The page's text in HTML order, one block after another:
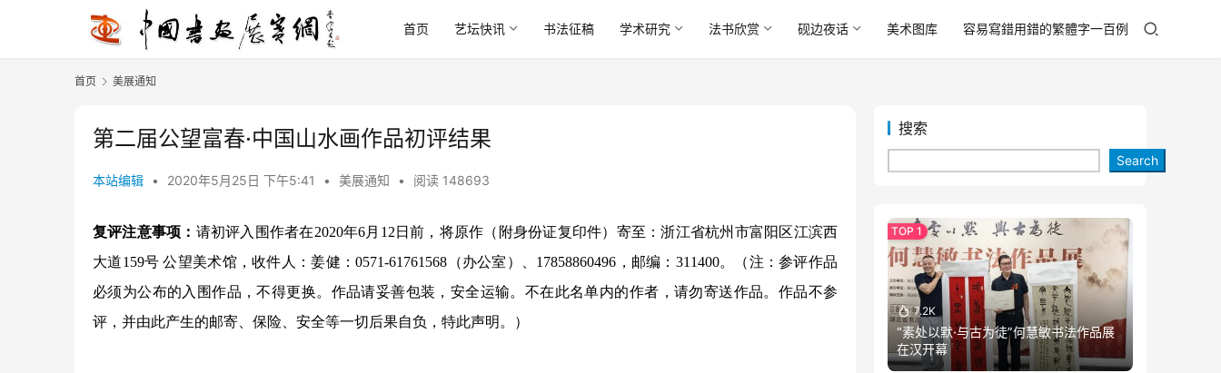
首页 艺坛快讯 书法征稿 学术研究 法书欣赏 砚边夜话 美术图库 容易寫錯用錯的繁體字一百例
首页 美展通知
第二届公望富春·中国山水画作品初评结果
本站编辑 • 2020年5月25日 下午5:41 • 美展通知 • 阅读 148693
复评注意事项： 请初评入围作者在2020年6月12日前，将原作（附身份证复印件）寄至：浙江省杭州市富阳区江滨西
大道159号 公望美术馆，收件人：姜健：0571-61761568（办公室）、17858860496，邮编：311400。（注：参评作品
必须为公布的入围作品，不得更换。作品请妥善包装，安全运输。不在此名单内的作者，请勿寄送作品。作品不参
评，并由此产生的邮寄、保险、安全等一切后果自负，特此声明。）
搜索
Search
7.2K
“素处以默·与古为徒”何慧敏书法作品展
在汉开幕